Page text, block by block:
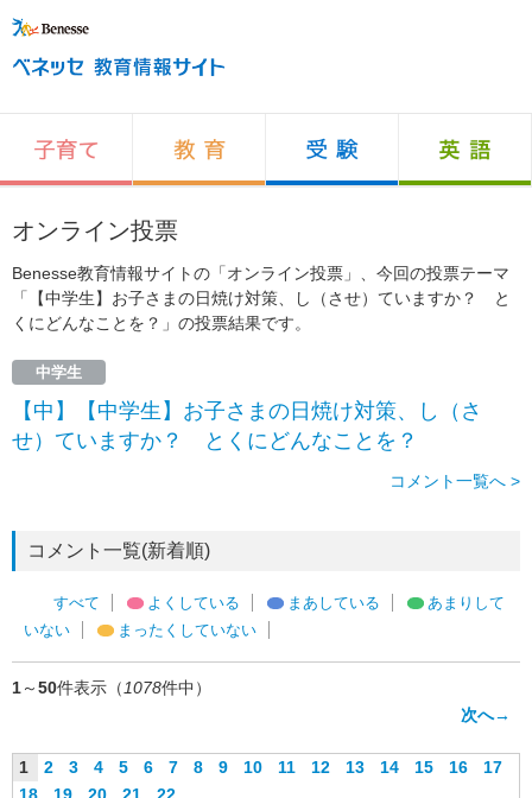
オンライン投票
Benesse教育情報サイトの「オンライン投票」、今回の投票テーマ
「【中学生】お子さまの日焼け対策、し（させ）ていますか？ と
くにどんなことを？」の投票結果です。
中学生
【中】【中学生】お子さまの日焼け対策、し（さ
せ）ていますか？ とくにどんなことを？
コメント一覧へ >
コメント一覧(新着順)
すべて よくしている まあしている
あまりして
いない
まったくしていない
1～50件表示（ 1078件中）
次へ→
1 2 3 4 5 6 7 8 9 10 11 12 13 14 15 16
17
18
19 20 21 22